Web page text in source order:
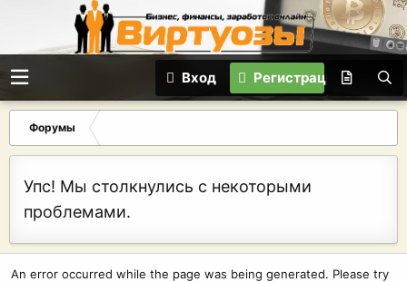
Вход Регистрация
Форумы
Упс! Мы столкнулись с некоторыми
проблемами.
An error occurred while the page was being generated. Please try